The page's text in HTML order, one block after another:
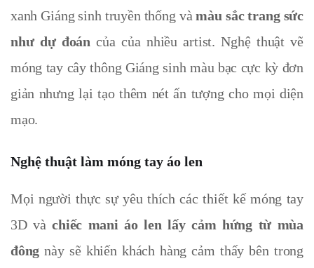
xanh Giáng sinh truyền thống vàmàu sắc trang sức
như dự đoán của của nhiều artist. Nghệ thuật vẽ
móng tay cây thông Giáng sinh màu bạc cực kỳ đơn
giản nhưng lại tạo thêm nét ấn tượng cho mọi diện
mạo.
Nghệ thuật làm móng tay áo len
Mọi người thực sự yêu thích các thiết kế móng tay
3D vàchiếc mani áo len lấy cảm hứng từ mùa
đông này sẽ khiến khách hàng cảm thấy bên trong